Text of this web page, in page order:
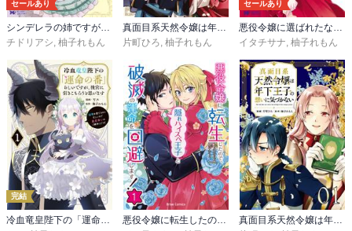
セールあり
シンデレラの姉ですが、不本意ながら王子と結婚することになりました～身代わり王太子妃は離宮でスローライフを満喫する～（コミック）
チドリアシ, 柚子れもん
真面目系天然令嬢は年下王子の想いに気づかない
片町ひろ, 柚子れもん
セールあり
悪役令嬢に選ばれたなら、優雅に演じてみせましょう！(コミック)
イタチサナ, 柚子れもん
完結